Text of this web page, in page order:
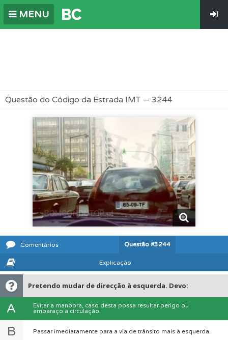
MENU
Questão do Código da Estrada IMT — 3244
Comentários Questão #3244
Explicação
Pretendo mudar de direcção à esquerda. Devo:
A
Evitar a manobra, caso desta possa resultar perigo ou
embaraço à circulação.
B Passar imediatamente para a via de trânsito mais à esquerda.